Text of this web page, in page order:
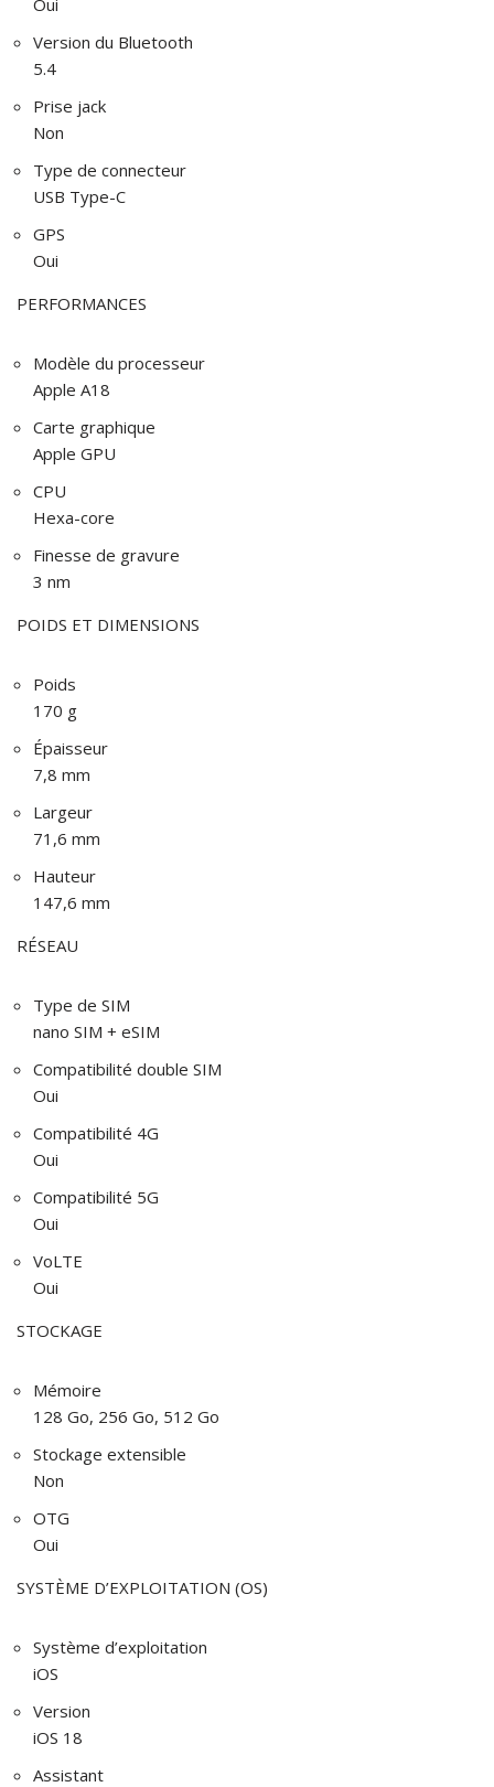
Oui
Version du Bluetooth
5.4
Prise jack
Non
Type de connecteur
USB Type-C
GPS
Oui
PERFORMANCES
Modèle du processeur
Apple A18
Carte graphique
Apple GPU
CPU
Hexa-core
Finesse de gravure
3 nm
POIDS ET DIMENSIONS
Poids
170 g
Épaisseur
7,8 mm
Largeur
71,6 mm
Hauteur
147,6 mm
RÉSEAU
Type de SIM
nano SIM + eSIM
Compatibilité double SIM
Oui
Compatibilité 4G
Oui
Compatibilité 5G
Oui
VoLTE
Oui
STOCKAGE
Mémoire
128 Go, 256 Go, 512 Go
Stockage extensible
Non
OTG
Oui
SYSTÈME D’EXPLOITATION (OS)
Système d’exploitation
iOS
Version
iOS 18
Assistant